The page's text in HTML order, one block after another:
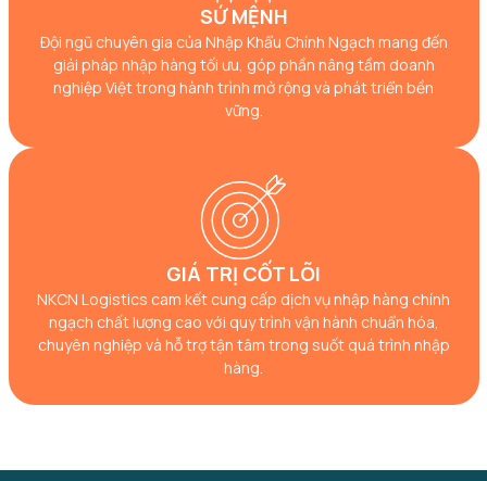
SỨ MỆNH
Đội ngũ chuyên gia của Nhập Khẩu Chính Ngạch mang đến
giải pháp nhập hàng tối ưu, góp phần nâng tầm doanh
nghiệp Việt trong hành trình mở rộng và phát triển bền
vững.
GIÁ TRỊ CỐT LÕI
NKCN Logistics cam kết cung cấp dịch vụ nhập hàng chính
ngạch chất lượng cao với quy trình vận hành chuẩn hóa,
chuyên nghiệp và hỗ trợ tận tâm trong suốt quá trình nhập
hàng.